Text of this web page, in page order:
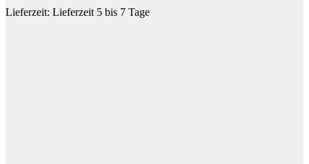
Lieferzeit: Lieferzeit 5 bis 7 Tage